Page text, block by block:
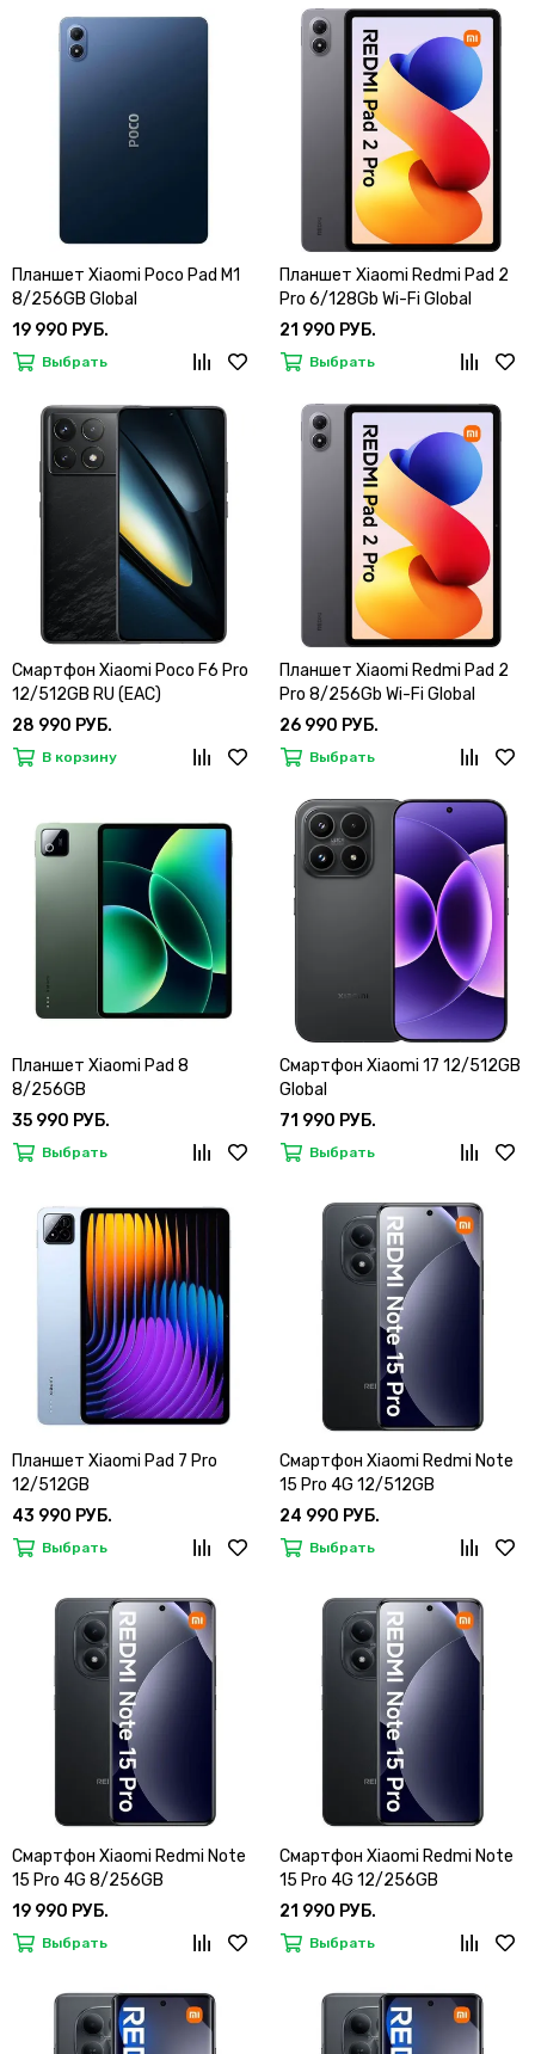
Планшет Xiaomi Poco Pad M1
8/256GB Global
19 990 РУБ.
Выбрать
Планшет Xiaomi Redmi Pad 2
Pro 6/128Gb Wi-Fi Global
21 990 РУБ.
Выбрать
Смартфон Xiaomi Poco F6 Pro
12/512GB RU (EAC)
28 990 РУБ.
В корзину
Планшет Xiaomi Redmi Pad 2
Pro 8/256Gb Wi-Fi Global
26 990 РУБ.
Выбрать
Планшет Xiaomi Pad 8
8/256GB
35 990 РУБ.
Выбрать
Смартфон Xiaomi 17 12/512GB
Global
71 990 РУБ.
Выбрать
Планшет Xiaomi Pad 7 Pro
12/512GB
43 990 РУБ.
Выбрать
Смартфон Xiaomi Redmi Note
15 Pro 4G 12/512GB
24 990 РУБ.
Выбрать
Смартфон Xiaomi Redmi Note
15 Pro 4G 8/256GB
19 990 РУБ.
Выбрать
Смартфон Xiaomi Redmi Note
15 Pro 4G 12/256GB
21 990 РУБ.
Выбрать